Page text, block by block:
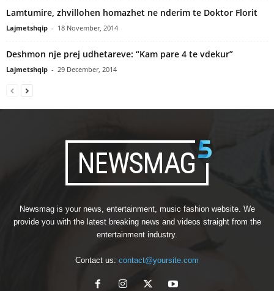
Lamtumire, zhvillohen homazhet ne nderim te Doktor Florit
Lajmetshqip - 18 November, 2014
Deshmon nje prej udhetareve: “Kam pare 4 te vdekur”
Lajmetshqip - 29 December, 2014
Newsmag is your news, entertainment, music fashion website. We
provide you with the latest breaking news and videos straight from the
entertainment industry.
Contact us: contact@yoursite.com